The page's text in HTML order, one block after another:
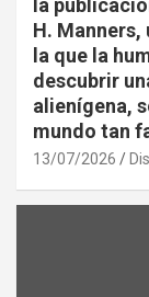
H.
la que la
descubrir
alienígena,
mundo tan
13/07/2026